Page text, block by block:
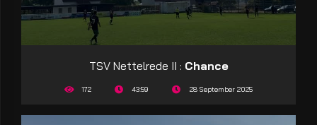
TSV Nettelrede II : Chance
172 43:59 28 September 2025